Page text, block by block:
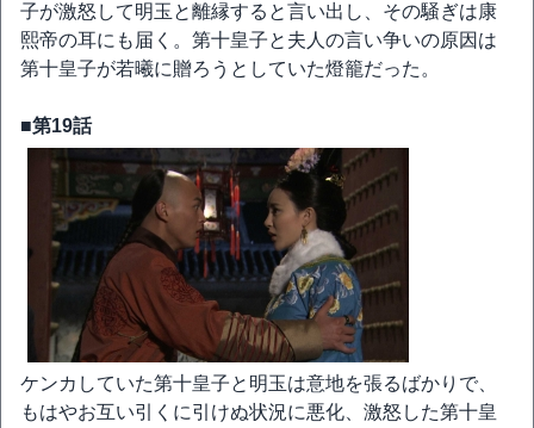
子が激怒して明玉と離縁すると言い出し、その騒ぎは康
熙帝の耳にも届く。第十皇子と夫人の言い争いの原因は
第十皇子が若曦に贈ろうとしていた燈籠だった。
■第19話
ケンカしていた第十皇子と明玉は意地を張るばかりで、
もはやお互い引くに引けぬ状況に悪化、激怒した第十皇